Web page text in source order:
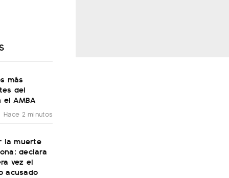
más
del
AMBA
Hace 2 minutos
la muerte
declara
vez el
acusado